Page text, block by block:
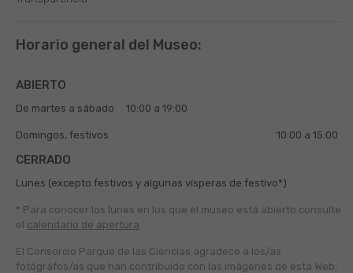
Horario general del Museo:
ABIERTO
De martes a sábado 10:00 a 19:00
Domingos, festivos 10:00 a 15:00
CERRADO
Lunes (excepto festivos y algunas vísperas de festivo*)
* Para conocer los lunes en los que el museo está abierto consulte
el calendario de apertura
El Consorcio Parque de las Ciencias agradece a los/as
fotógráfos/as que han contribuido con las imágenes de esta Web: